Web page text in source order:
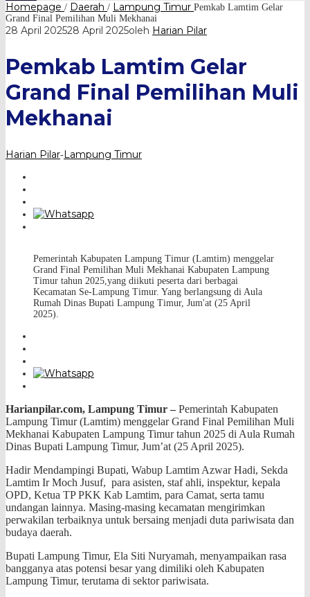
Homepage / Daerah / Lampung Timur Pemkab Lamtim Gelar
Grand Final Pemilihan Muli Mekhanai
28 April 202528 April 2025oleh Harian Pilar
Pemkab Lamtim Gelar
Grand Final Pemilihan Muli
Mekhanai
Harian Pilar-Lampung Timur
Pemerintah Kabupaten Lampung Timur (Lamtim) menggelar
Grand Final Pemilihan Muli Mekhanai Kabupaten Lampung
Timur tahun 2025,yang diikuti peserta dari berbagai
Kecamatan Se-Lampung Timur. Yang berlangsung di Aula
Rumah Dinas Bupati Lampung Timur, Jum'at (25 April
2025).
Harianpilar.com, Lampung Timur – Pemerintah Kabupaten
Lampung Timur (Lamtim) menggelar Grand Final Pemilihan Muli
Mekhanai Kabupaten Lampung Timur tahun 2025 di Aula Rumah
Dinas Bupati Lampung Timur, Jum’at (25 April 2025).
Hadir Mendampingi Bupati, Wabup Lamtim Azwar Hadi, Sekda
Lamtim Ir Moch Jusuf, para asisten, staf ahli, inspektur, kepala
OPD, Ketua TP PKK Kab Lamtim, para Camat, serta tamu
undangan lainnya. Masing-masing kecamatan mengirimkan
perwakilan terbaiknya untuk bersaing menjadi duta pariwisata dan
budaya daerah.
Bupati Lampung Timur, Ela Siti Nuryamah, menyampaikan rasa
bangganya atas potensi besar yang dimiliki oleh Kabupaten
Lampung Timur, terutama di sektor pariwisata.